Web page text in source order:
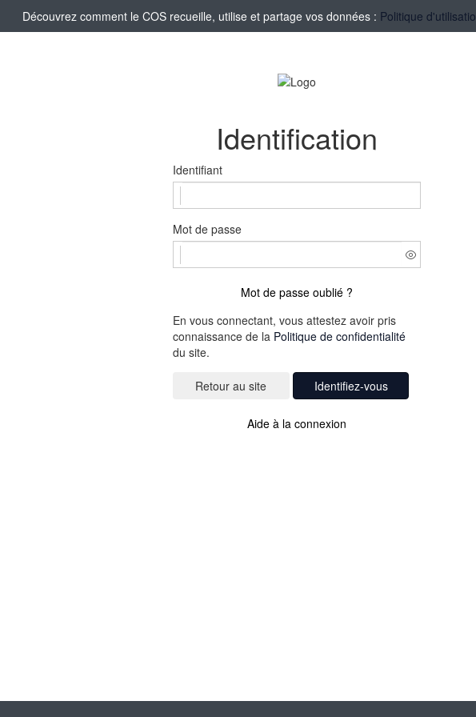
Découvrez comment le COS recueille, utilise et partage vos données : Politique
Identification
Identifiant
Mot de passe
Mot de passe oublié ?
En vous connectant, vous attestez avoir pris
connaissance de la Politique de confidentialité
du site.
Identifiez-vous
Aide à la connexion